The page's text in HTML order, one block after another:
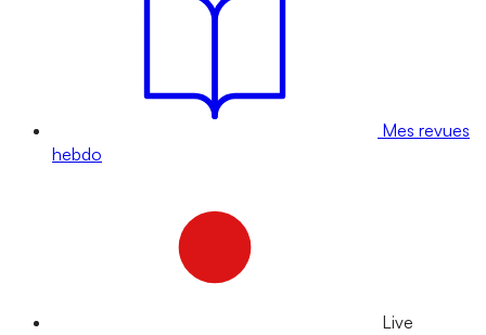
Mes revues
hebdo
Live